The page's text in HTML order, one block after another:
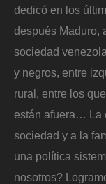
dedicó en los
después Maduro,
sociedad
y negros, entre
rural, entre los
están afuera… La
sociedad y a la
una política
nosotros?